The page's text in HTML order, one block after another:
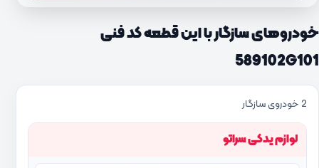
خودروهای سازگار با این قطعه کد فنی
589102G101
2 خودروی سازگار
لوازم یدکی سراتو